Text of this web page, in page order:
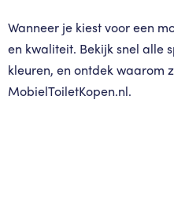
Wanneer je kiest voor een
en kwaliteit. Bekijk snel alle
kleuren, en ontdek waarom
MobielToiletKopen.nl.